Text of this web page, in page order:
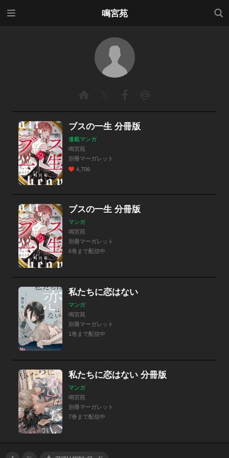
鳴宮苑
検索
ブスの一生 分冊版
連載マンガ
鳴宮苑
別冊マーガレット
4,706
ブスの一生 分冊版
マンガ
鳴宮苑
別冊マーガレット
6巻まで配信中
私たちに恋はない
マンガ
鳴宮苑
別冊マーガレット
1巻まで配信中
私たちに恋はない 分冊版
マンガ
鳴宮苑
別冊マーガレット
7巻まで配信中